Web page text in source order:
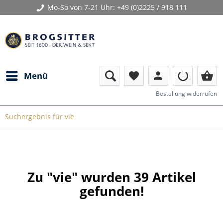
Mo-So von 7-21 Uhr: +49 (0)2225 / 918 111
Menü favorite person shopping_basket
Bestellung widerrufen
Suchergebnis für vie
Zu "vie" wurden 39 Artikel
gefunden!